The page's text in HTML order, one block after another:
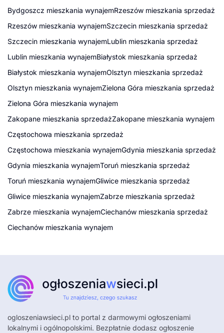
Bydgoszcz mieszkania wynajemRzeszów mieszkania sprzedaż
Rzeszów mieszkania wynajemSzczecin mieszkania sprzedaż
Szczecin mieszkania wynajemLublin mieszkania sprzedaż
Lublin mieszkania wynajemBiałystok mieszkania sprzedaż
Białystok mieszkania wynajemOlsztyn mieszkania sprzedaż
Olsztyn mieszkania wynajemZielona Góra mieszkania sprzedaż
Zielona Góra mieszkania wynajem
Zakopane mieszkania sprzedażZakopane mieszkania wynajem
Częstochowa mieszkania sprzedaż
Częstochowa mieszkania wynajemGdynia mieszkania sprzedaż
Gdynia mieszkania wynajemToruń mieszkania sprzedaż
Toruń mieszkania wynajemGliwice mieszkania sprzedaż
Gliwice mieszkania wynajemZabrze mieszkania sprzedaż
Zabrze mieszkania wynajemCiechanów mieszkania sprzedaż
Ciechanów mieszkania wynajem
ogloszeniawsieci.pl to portal z darmowymi ogłoszeniami
lokalnymi i ogólnopolskimi. Bezpłatnie dodasz ogłoszenie